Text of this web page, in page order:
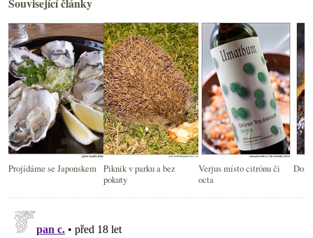
Projídáme se Japonskem Piknik v parku a bez
pokuty
Verjus místo citrónu či
octa